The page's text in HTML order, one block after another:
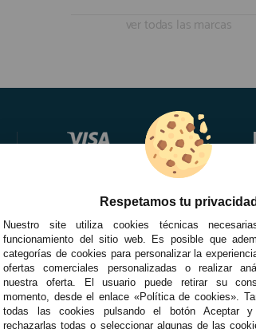
ver todas las marcas
Respetamos tu privacidad
Nuestro site utiliza cookies técnicas
funcionamiento del sitio web. Es posible que
categorías de cookies para personalizar la
ofertas comerciales personalizadas o realizar
nuestra oferta. El usuario puede retirar su
momento, desde el enlace «Política de cookies».
todas las cookies pulsando el botón Aceptar
rechazarlas todas o seleccionar algunas de las